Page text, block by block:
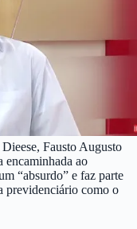
Fausto Augusto
encaminhada ao
“absurdo” e faz parte
previdenciário como o